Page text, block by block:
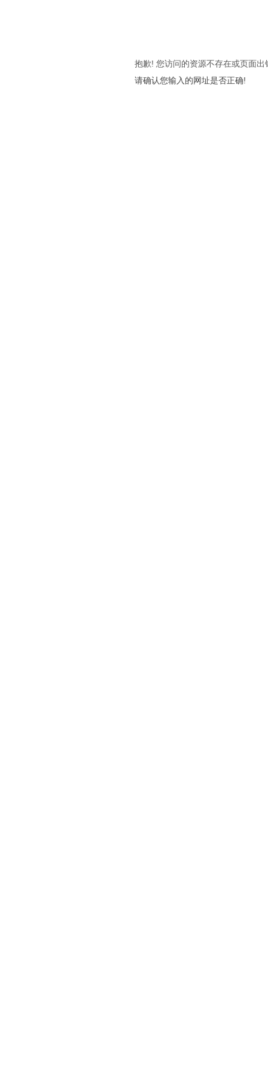
抱歉! 您访问的资源不存在或页面出
请确认您输入的网址是否正确!